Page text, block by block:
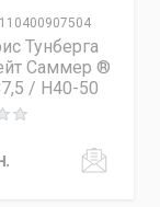
110400907504
Тунберга
Саммер ®
/ H40-50
of 5